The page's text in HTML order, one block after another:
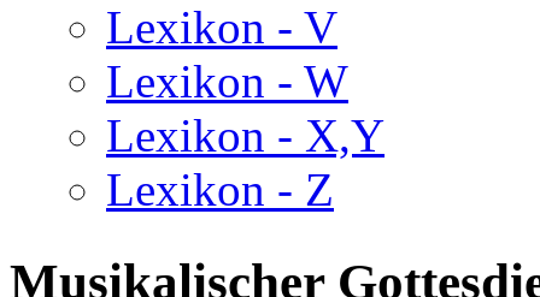
Lexikon - V
Lexikon - W
Lexikon - X,Y
Lexikon - Z
Musikalischer